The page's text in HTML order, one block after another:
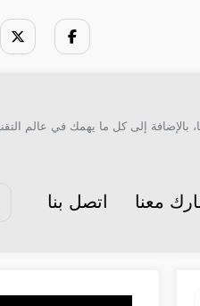
إلى كل ما يهمك في عالم
معنا اتصل بنا